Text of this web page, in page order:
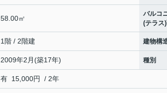
58.00㎡
バルコ
(テラス
1階 / 2階建 建物構
2009年2月(築17年) 種別
有 15,000円 / 2年